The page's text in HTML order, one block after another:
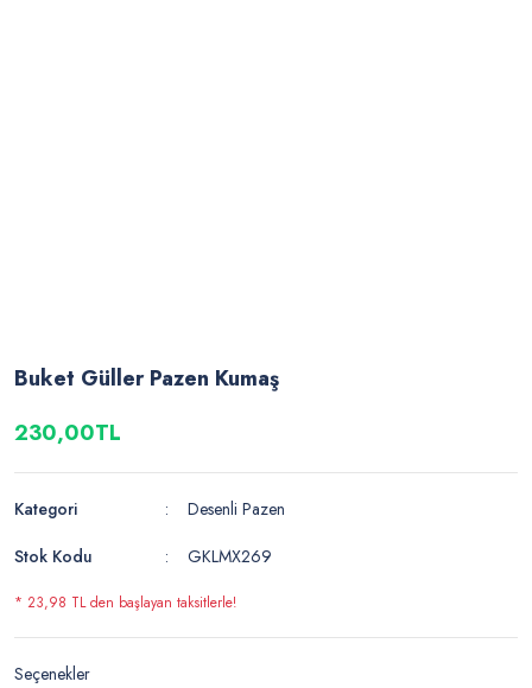
Buket Güller Pazen Kumaş
230,00TL
Kategori
Desenli Pazen
Stok Kodu
GKLMX269
* 23,98 TL den başlayan taksitlerle!
Seçenekler